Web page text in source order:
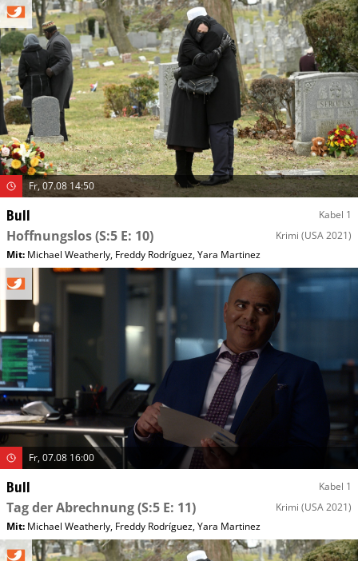
Fr, 07.08 14:50
Bull Kabel 1
Hoffnungslos(S:5 E: 10) Krimi (USA 2021)
Mit: Michael Weatherly, Freddy Rodríguez,Yara Martinez
Fr, 07.08 16:00
Bull Kabel 1
Tag der Abrechnung(S:5 E: 11) Krimi (USA 2021)
Mit: Michael Weatherly, Freddy Rodríguez,Yara Martinez